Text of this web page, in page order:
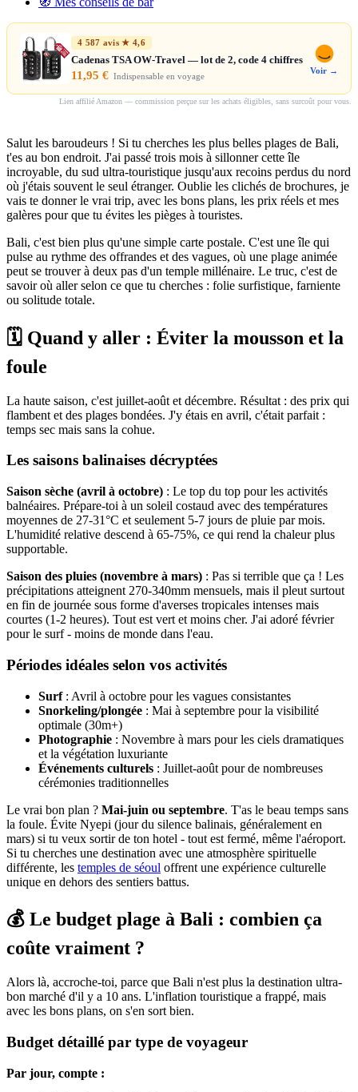
4 587 avis ★ 4,6
Cadenas TSA OW-Travel — lot de 2, code 4 chiffres
11,95 € Indispensable en voyage
Voir →
Lien affilié Amazon — commission perçue sur les achats éligibles, sans surcoût pour vous.
Salut les baroudeurs ! Si tu cherches les plus belles plages de Bali,
t'es au bon endroit. J'ai passé trois mois à sillonner cette île
incroyable, du sud ultra-touristique jusqu'aux recoins perdus du nord
où j'étais souvent le seul étranger. Oublie les clichés de brochures, je
vais te donner le vrai trip, avec les bons plans, les prix réels et mes
galères pour que tu évites les pièges à touristes.
Bali, c'est bien plus qu'une simple carte postale. C'est une île qui
pulse au rythme des offrandes et des vagues, où une plage animée
peut se trouver à deux pas d'un temple millénaire. Le truc, c'est de
savoir où aller selon ce que tu cherches : folie surfistique, farniente
ou solitude totale.
🗓️ Quand y aller : Éviter la mousson et la
foule
La haute saison, c'est juillet-août et décembre. Résultat : des prix qui
flambent et des plages bondées. J'y étais en avril, c'était parfait :
temps sec mais sans la cohue.
Les saisons balinaises décryptées
Saison sèche (avril à octobre) : Le top du top pour les activités
balnéaires. Prépare-toi à un soleil costaud avec des températures
moyennes de 27-31°C et seulement 5-7 jours de pluie par mois.
L'humidité relative descend à 65-75%, ce qui rend la chaleur plus
supportable.
Saison des pluies (novembre à mars) : Pas si terrible que ça ! Les
précipitations atteignent 270-340mm mensuels, mais il pleut surtout
en fin de journée sous forme d'averses tropicales intenses mais
courtes (1-2 heures). Tout est vert et moins cher. J'ai adoré février
pour le surf - moins de monde dans l'eau.
Périodes idéales selon vos activités
Surf: Avril à octobre pour les vagues consistantes
Snorkeling/plongée : Mai à septembre pour la visibilité
optimale (30m+)
Photographie : Novembre à mars pour les ciels dramatiques
et la végétation luxuriante
Événements culturels : Juillet-août pour de nombreuses
cérémonies traditionnelles
Le vrai bon plan ? Mai-juin ou septembre. T'as le beau temps sans
la foule. Évite Nyepi (jour du silence balinais, généralement en
mars) si tu veux sortir de ton hotel - tout est fermé, même l'aéroport.
Si tu cherches une destination avec une atmosphère spirituelle
différente, les temples de séoul offrent une expérience culturelle
unique en dehors des sentiers battus.
💰 Le budget plage à Bali : combien ça
coûte vraiment ?
Alors là, accroche-toi, parce que Bali n'est plus la destination ultra-
bon marché d'il y a 10 ans. L'inflation touristique a frappé, mais
avec les bons plans, on s'en sort bien.
Budget détaillé par type de voyageur
Par jour, compte :